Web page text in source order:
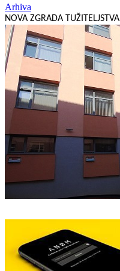
Arhiva
NOVA ZGRADA